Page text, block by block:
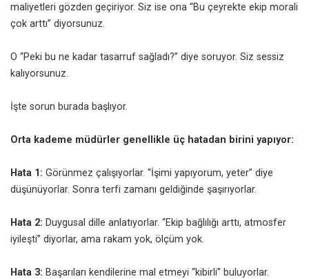
maliyetleri gözden geçiriyor. Siz ise ona “Bu çeyrekte ekip morali
çok arttı” diyorsunuz.
O “Peki bu ne kadar tasarruf sağladı?” diye soruyor. Siz sessiz
kalıyorsunuz.
İşte sorun burada başlıyor.
Orta kademe müdürler genellikle üç hatadan birini yapıyor:
Hata 1: Görünmez çalışıyorlar. “İşimi yapıyorum, yeter” diye
düşünüyorlar. Sonra terfi zamanı geldiğinde şaşırıyorlar.
Hata 2: Duygusal dille anlatıyorlar. “Ekip bağlılığı arttı, atmosfer
iyileşti” diyorlar, ama rakam yok, ölçüm yok.
Hata 3: Başarıları kendilerine mal etmeyi “kibirli” buluyorlar.